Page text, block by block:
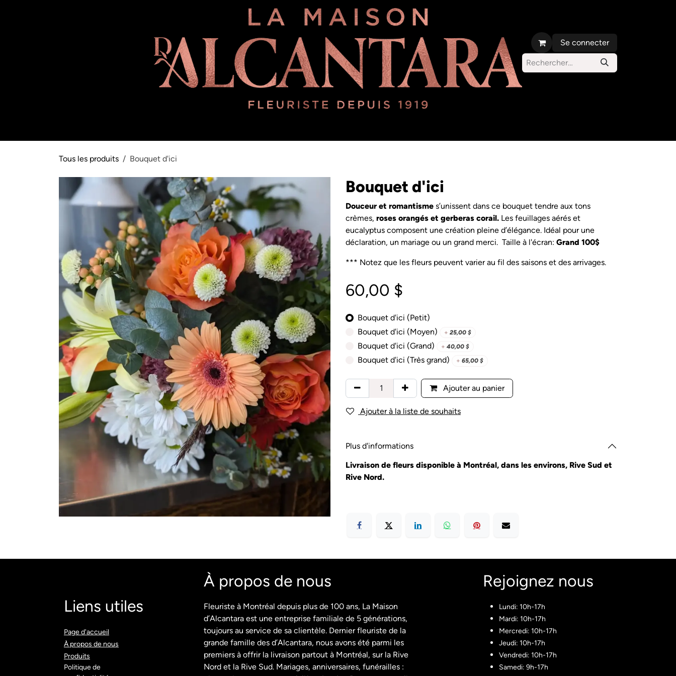
Se connecter
Tous les produits Bouquet d'ici
Bouquet d'ici
Douceur et romantisme s’unissent dans ce bouquet tendre aux tons
crèmes, roses orangés et gerberas corail. Les feuillages aérés et
eucalyptus composent une création pleine d’élégance. Idéal pour une
déclaration, un mariage ou un grand merci. Taille à l'écran: Grand 100$
*** Notez que les fleurs peuvent varier au fil des saisons et des arrivages.
60,00 $
Bouquet d'ici (Petit)
Bouquet d'ici (Moyen)
+ 25,00$
Bouquet d'ici (Grand) + 40,00$
Bouquet d'ici (Très grand) + 65,00$
Ajouter au panier
Ajouter à la liste de souhaits
Plus d'informations
Livraison de fleurs disponible à Montréal, dans les environs, Rive Sud et
Rive Nord.
À propos de nous
Fleuriste à Montréal depuis plus de 100 ans, La Maison
d’Alcantara est une entreprise familiale de 5 générations,
toujours au service de sa clientèle. Dernier fleuriste de la
grande famille des d’Alcantara, nous avons été parmi les
premiers à offrir la livraison partout à Montréal, sur la Rive
Nord et la Rive Sud. Mariages, anniversaires, funérailles :
Rejoignez nous​
Lundi: 10h-17h
Mardi: 10h-17h
Mercredi: 10h-17h
Jeudi: 10h-17h
Vendredi: 10h-17h
Samedi: 9h-17h
Liens utiles
Page d'accueil​
À propos de nous
Produits​
Politique de